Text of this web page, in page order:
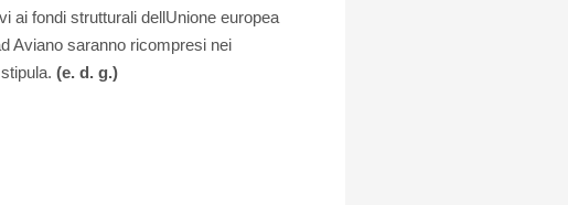
ai fondi strutturali dellUnione europea
Aviano saranno ricompresi nei
(e. d. g.)